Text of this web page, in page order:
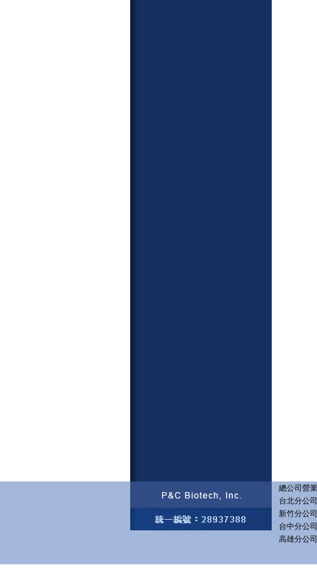
總公司營
台北分公
新竹分公
台中分公
高雄分公